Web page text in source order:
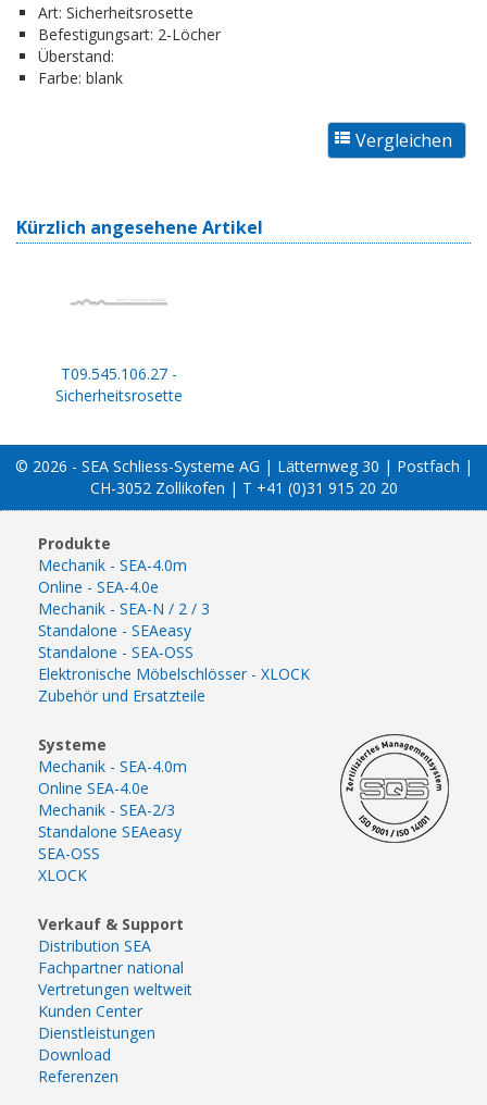
Art: Sicherheitsrosette
Befestigungsart: 2-Löcher
Überstand:
Farbe: blank
Kürzlich angesehene Artikel
T09.545.106.27 -
Sicherheitsrosette
© 2026 - SEA Schliess-Systeme AG | Lätternweg 30 | Postfach |
CH-3052 Zollikofen | T +41 (0)31 915 20 20
Produkte
Mechanik - SEA-4.0m
Online - SEA-4.0e
Mechanik - SEA-N / 2 / 3
Standalone - SEAeasy
Standalone - SEA-OSS
Elektronische Möbelschlösser - XLOCK
Zubehör und Ersatzteile
Systeme
Mechanik - SEA-4.0m
Online SEA-4.0e
Mechanik - SEA-2/3
Standalone SEAeasy
SEA-OSS
XLOCK
Verkauf & Support
Distribution SEA
Fachpartner national
Vertretungen weltweit
Kunden Center
Dienstleistungen
Download
Referenzen